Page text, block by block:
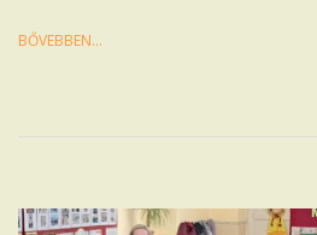
BŐVEBBEN…